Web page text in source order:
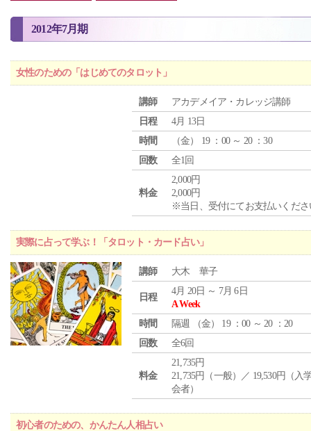
2012年7月期
女性のための「はじめてのタロット」
講師
アカデメイア・カレッジ講師
日程
4月 13日
時間
（金） 19 ：00 ～ 20 ：30
回数
全1回
料金
2,000円
2,000円
※当日、受付にてお支払いくださ
実際に占って学ぶ！「タロット・カード占い」
講師 大木 華子
日程
4月 20日 ～ 7月 6日
A Week
時間
隔週 （金） 19 ：00 ～ 20 ：20
回数
全6回
料金
21,735円
21,735円（一般）／ 19,530円（入
会者）
初心者のための、かんたん人相占い